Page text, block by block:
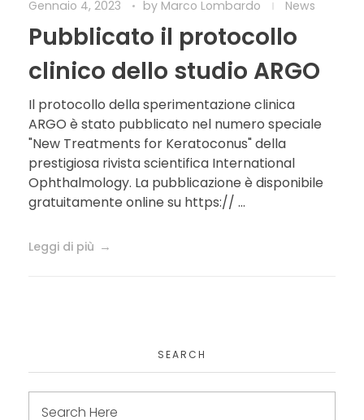
Gennaio 4, 2023 by Marco Lombardo News
Pubblicato il protocollo
clinico dello studio ARGO
Il protocollo della sperimentazione clinica
ARGO è stato pubblicato nel numero speciale
"New Treatments for Keratoconus" della
prestigiosa rivista scientifica International
Ophthalmology. La pubblicazione è disponibile
gratuitamente online su https:// ...
Leggi di più
SEARCH